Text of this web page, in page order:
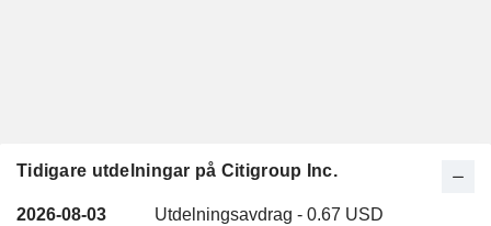
Tidigare utdelningar på Citigroup Inc.
2026-08-03
Utdelningsavdrag - 0.67 USD